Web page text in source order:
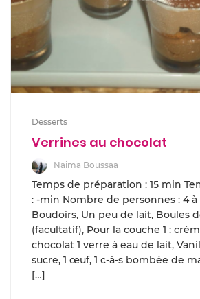
Desserts
Verrines au chocolat
Naima Boussaa
Temps de préparation : 15 min
: -min Nombre de personnes : 4
Boudoirs, Un peu de lait, Boules
(facultatif), Pour la couche 1 :
chocolat 1 verre à eau de lait,
sucre, 1 œuf, 1 c-à-s bombée de
[…]